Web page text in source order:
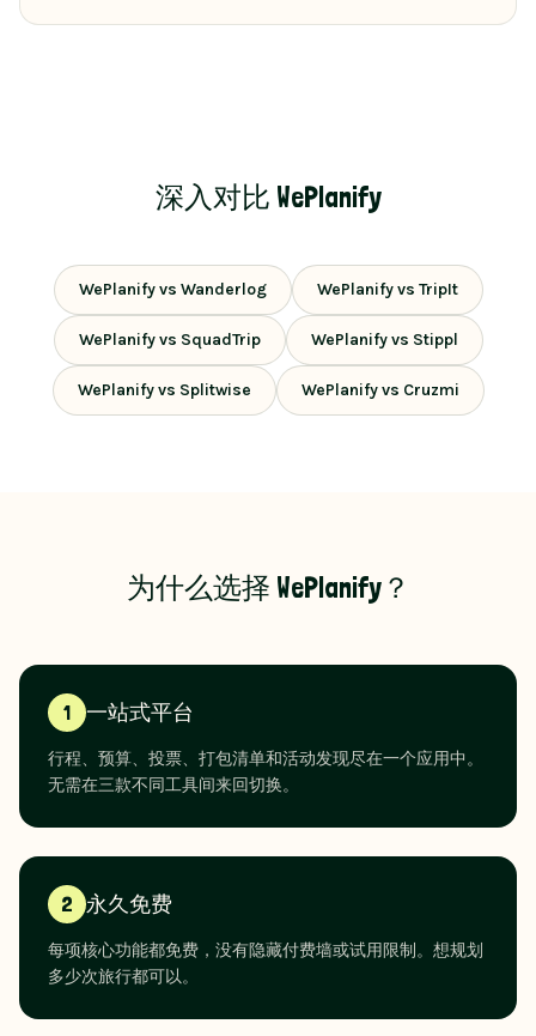
深入对比 WePlanify
WePlanify vs Wanderlog WePlanify vs TripIt
WePlanify vs SquadTrip WePlanify vs Stippl
WePlanify vs Splitwise WePlanify vs Cruzmi
为什么选择 WePlanify？
1 一站式平台
行程、预算、投票、打包清单和活动发现尽在一个应用中。
无需在三款不同工具间来回切换。
2 永久免费
每项核心功能都免费，没有隐藏付费墙或试用限制。想规划
多少次旅行都可以。